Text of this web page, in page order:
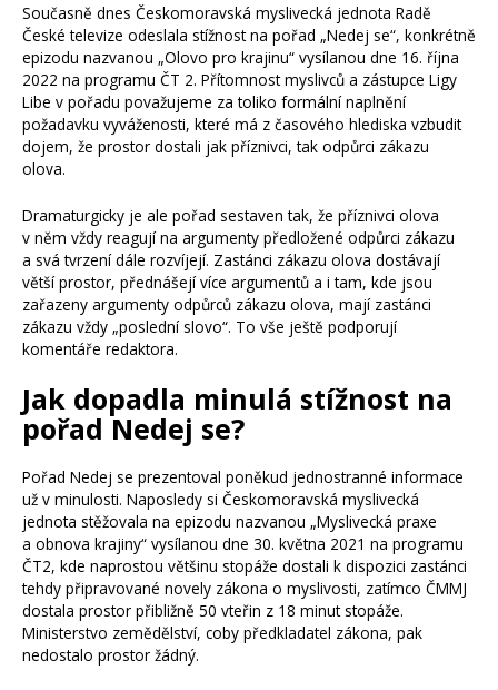
Současně dnes Českomoravská myslivecká jednota Radě
České televize odeslala stížnost na pořad „Nedej se“, konkrétně
epizodu nazvanou „Olovo pro krajinu“ vysílanou dne 16. října
2022 na programu ČT 2. Přítomnost myslivců a zástupce Ligy
Libe v pořadu považujeme za toliko formální naplnění
požadavku vyváženosti, které má z časového hlediska vzbudit
dojem, že prostor dostali jak příznivci, tak odpůrci zákazu
olova.
Dramaturgicky je ale pořad sestaven tak, že příznivci olova
v něm vždy reagují na argumenty předložené odpůrci zákazu
a svá tvrzení dále rozvíjejí. Zastánci zákazu olova dostávají
větší prostor, přednášejí více argumentů a i tam, kde jsou
zařazeny argumenty odpůrců zákazu olova, mají zastánci
zákazu vždy „poslední slovo“. To vše ještě podporují
komentáře redaktora.
Jak dopadla minulá stížnost na
pořad Nedej se?
Pořad Nedej se prezentoval poněkud jednostranné informace
už v minulosti. Naposledy si Českomoravská myslivecká
jednota stěžovala na epizodu nazvanou „Myslivecká praxe
a obnova krajiny“ vysílanou dne 30. května 2021 na programu
ČT2, kde naprostou většinu stopáže dostali k dispozici zastánci
tehdy připravované novely zákona o myslivosti, zatímco ČMMJ
dostala prostor přibližně 50 vteřin z 18 minut stopáže.
Ministerstvo zemědělství, coby předkladatel zákona, pak
nedostalo prostor žádný.